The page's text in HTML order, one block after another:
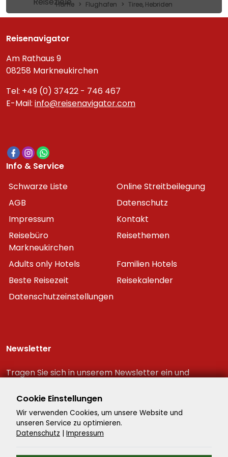
Home Flughafen Tiree, Hebriden
Reisenavigator
Am Rathaus 9
08258 Markneukirchen
Tel: +49 (0) 37422 - 746 467
E-Mail: info@reisenavigator.com
Info & Service
Schwarze Liste
Online Streitbeilegung
AGB
Datenschutz
Impressum
Kontakt
Reisebüro
Markneukirchen
Reisethemen
Adults only Hotels
Familien Hotels
Beste Reisezeit
Reisekalender
Datenschutzeinstellungen
Newsletter
Tragen Sie sich in unserem Newsletter ein und
Reiseschnäppchen!
Cookie Einstellungen
Wir verwenden Cookies, um unsere Website und
unseren Service zu optimieren.
Datenschutz | Impressum